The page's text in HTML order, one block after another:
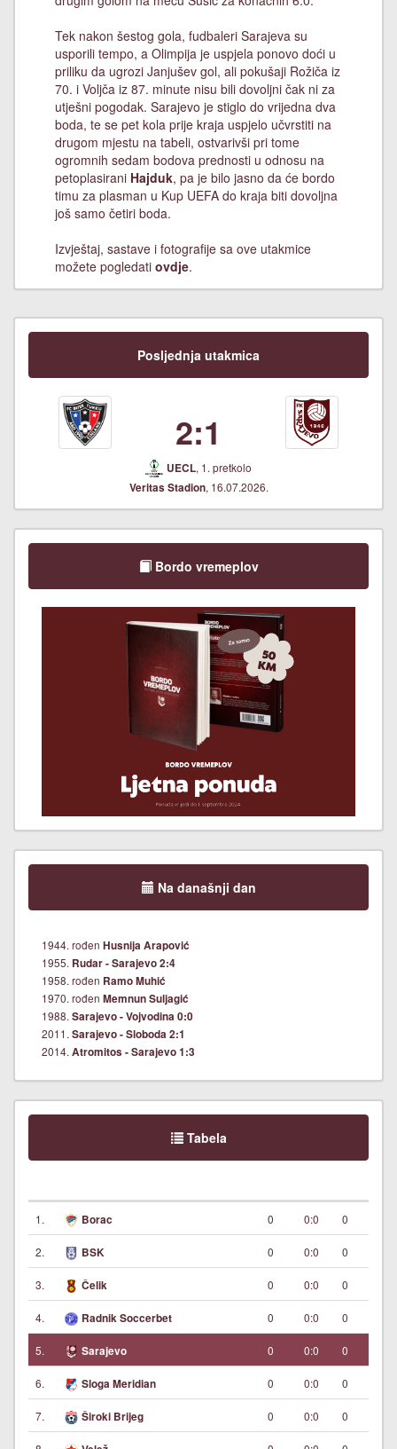
Tek nakon šestog gola, fudbaleri Sarajeva su
usporili tempo, a Olimpija je uspjela ponovo doći u
priliku da ugrozi Janjušev gol, ali pokušaji Rožiča iz
70. i Voljča iz 87. minute nisu bili dovoljni čak ni za
utješni pogodak. Sarajevo je stiglo do vrijedna dva
boda, te se pet kola prije kraja uspjelo učvrstiti na
drugom mjestu na tabeli, ostvarivši pri tome
ogromnih sedam bodova prednosti u odnosu na
petoplasirani Hajduk, pa je bilo jasno da će bordo
timu za plasman u Kup UEFA do kraja biti dovoljna
još samo četiri boda.
Izvještaj, sastave i fotografije sa ove utakmice
možete pogledati ovdje.
Posljednja utakmica
2:1
UECL, 1. pretkolo
Veritas Stadion, 16.07.2026.
Bordo vremeplov
Na današnji dan
1944. rođen Husnija Arapović
1955. Rudar - Sarajevo 2:4
1958. rođen Ramo Muhić
1970. rođen Memnun Suljagić
1988. Sarajevo - Vojvodina 0:0
2011. Sarajevo - Sloboda 2:1
2014. Atromitos - Sarajevo 1:3
Tabela
1. Borac 0 0:0 0
2. BSK 0 0:0 0
3. Čelik 0 0:0 0
4. Radnik Soccerbet 0 0:0 0
5. Sarajevo 0 0:0 0
6. Sloga Meridian 0 0:0 0
7. Široki Brijeg 0 0:0 0